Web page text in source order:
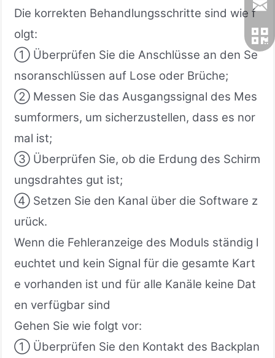
Die korrekten Behandlungsschritte sind wie f
olgt:
① Überprüfen Sie die Anschlüsse an den Se
nsoranschlüssen auf Lose oder Brüche;
② Messen Sie das Ausgangssignal des Mes
sumformers, um sicherzustellen, dass es nor
mal ist;
③ Überprüfen Sie, ob die Erdung des Schirm
ungsdrahtes gut ist;
④ Setzen Sie den Kanal über die Software z
urück.
Wenn die Fehleranzeige des Moduls ständig l
euchtet und kein Signal für die gesamte Kart
e vorhanden ist und für alle Kanäle keine Dat
en verfügbar sind
Gehen Sie wie folgt vor:
① Überprüfen Sie den Kontakt des Backplan